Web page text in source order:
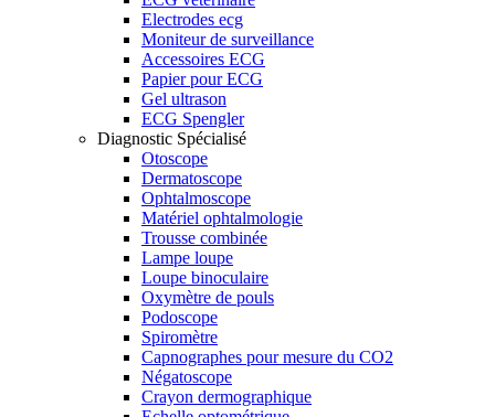
Electrodes ecg
Moniteur de surveillance
Accessoires ECG
Papier pour ECG
Gel ultrason
ECG Spengler
Diagnostic Spécialisé
Otoscope
Dermatoscope
Ophtalmoscope
Matériel ophtalmologie
Trousse combinée
Lampe loupe
Loupe binoculaire
Oxymètre de pouls
Podoscope
Spiromètre
Capnographes pour mesure du CO2
Négatoscope
Crayon dermographique